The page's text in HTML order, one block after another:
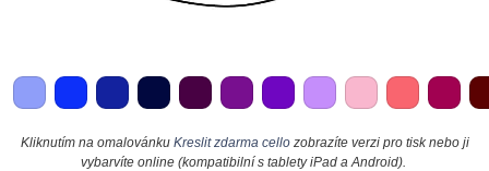
Kliknutím na omalovánku Kreslit zdarma cellozobrazíte verzi pro tisk nebo ji
vybarvíte online (kompatibilní s tablety iPad a Android).